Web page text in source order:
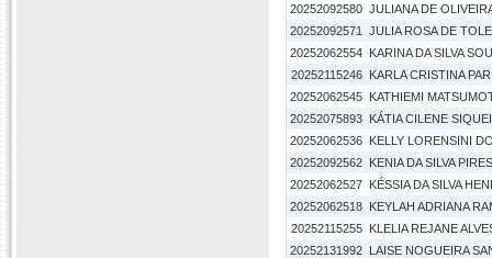
20252092580 JULIANA DE
20252092571
JULIA ROSA DE
20252062554 KARINA DA SILVA
20252115246
KARLA CRISTINA
20252062545 KATHIEMI
20252075893 KÁTIA CILENE
20252062536 KELLY LORENSINI
20252092562 KENIA DA SILVA PIRES
20252062527 KÉSSIA DA SILVA
20252062518 KEYLAH ADRIANA
20252115255
KLELIA REJANE
20252131992 LAISE NOGUEIRA